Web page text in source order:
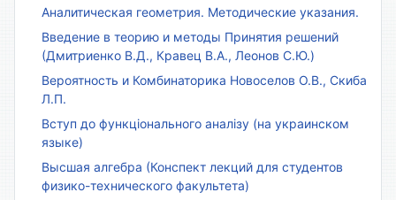
Аналитическая геометрия. Методические указания.
Введение в теорию и методы Принятия решений
(Дмитриенко В.Д., Кравец В.А., Леонов С.Ю.)
Вероятность и Комбинаторика Новоселов О.В., Скиба
Л.П.
Вступ до функціонального аналізу (на украинском
языке)
Высшая алгебра (Конспект лекций для студентов
физико-технического факультета)